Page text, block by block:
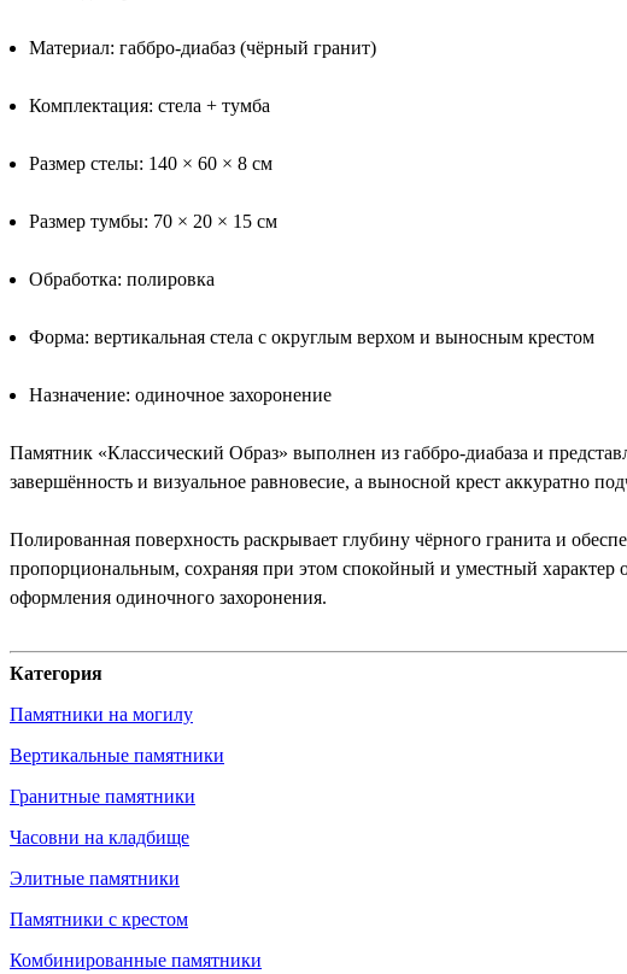
Материал: габбро-диабаз (чёрный гранит)
Комплектация: стела + тумба
Размер стелы: 140 × 60 × 8 см
Размер тумбы: 70 × 20 × 15 см
Обработка: полировка
Форма: вертикальная стела с округлым верхом и выносным крестом
Назначение: одиночное захоронение
Памятник «Классический Образ» выполнен из габбро-диабаза и
завершённость и визуальное равновесие, а выносной крест аккуратно
Полированная поверхность раскрывает глубину чёрного гранита и
пропорциональным, сохраняя при этом спокойный и уместный характер
оформления одиночного захоронения.
Категория
Памятники на могилу
Вертикальные памятники
Гранитные памятники
Часовни на кладбище
Элитные памятники
Памятники с крестом
Комбинированные памятники